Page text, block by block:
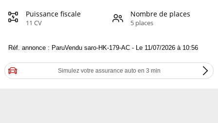
Puissance fiscale
11 CV
Nombre de places
5 places
Réf. annonce : ParuVendu saro-HK-179-AC - Le 11/07/2026 à 10:56
Simulez votre assurance auto en 3 min